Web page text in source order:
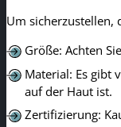
Um sicherzustellen,
Größe: Achten
Material: Es gibt
auf der Haut ist.
Zertifizierung: